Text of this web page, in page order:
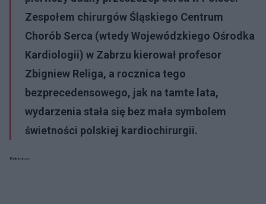
Zespołem chirurgów Śląskiego Centrum
Chorób Serca (wtedy Wojewódzkiego Ośrodka
Kardiologii) w Zabrzu kierował profesor
Zbigniew Religa, a rocznica tego
bezprecedensowego, jak na tamte lata,
wydarzenia stała się bez mała symbolem
świetności polskiej kardiochirurgii.
Reklama: